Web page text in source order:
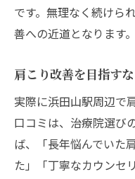
です。無理なく続けら
善への近道となります。
肩こり改善を目指す
実際に浜田山駅周辺で
口コミは、治療院選び
ば、「長年悩んでいた
た」「丁寧なカウンセ